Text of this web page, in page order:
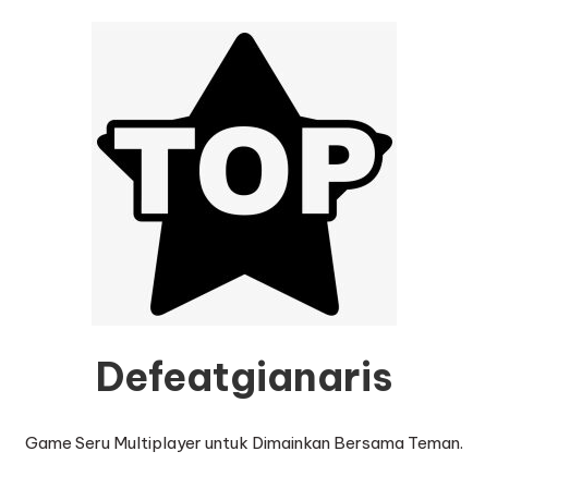
Defeatgianaris
Game Seru Multiplayer untuk Dimainkan Bersama Teman.